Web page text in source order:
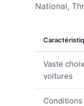
National,
Vaste
voitures
Conditions